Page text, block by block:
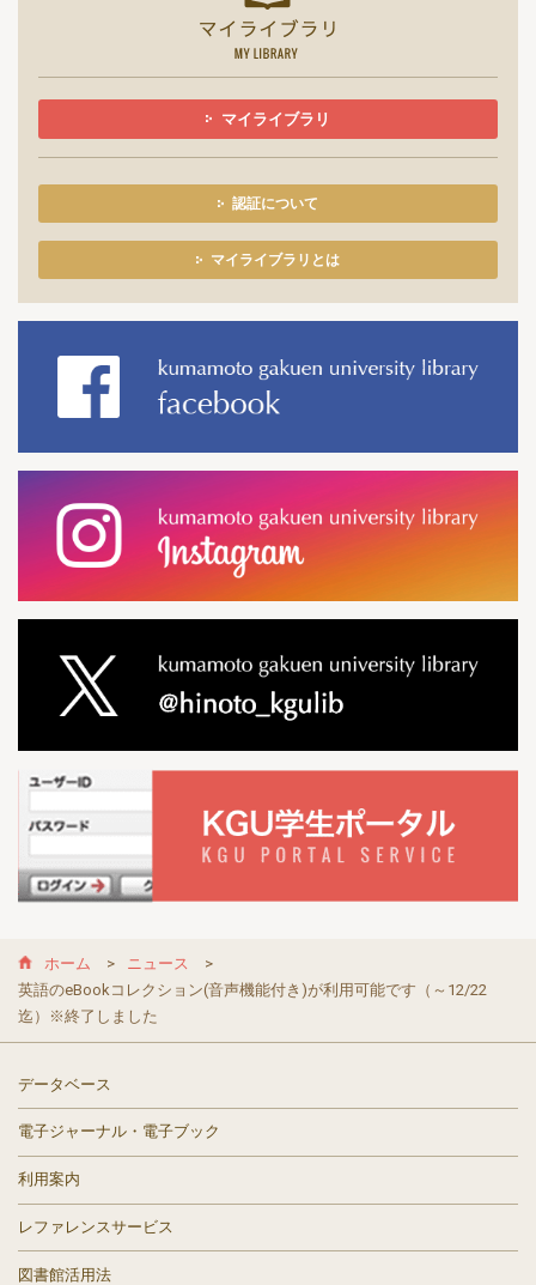
マイライブラリ
認証について
マイライブラリとは
ホーム
ニュース
英語のeBookコレクション(音声機能付き)が利用可能です（～12/22
迄）※終了しました
データベース
電子ジャーナル・電子ブック
利用案内
レファレンスサービス
図書館活用法